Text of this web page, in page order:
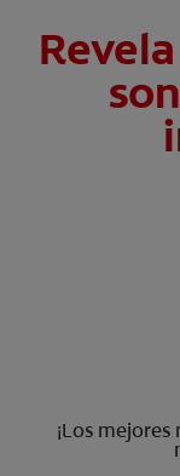
¡Los